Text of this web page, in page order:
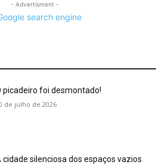
- Advertisment -
picadeiro foi desmontado!
de julho de 2026
cidade silenciosa dos espaços vazios